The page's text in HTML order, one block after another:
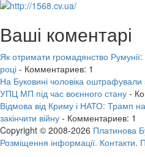
Ваші коментарі
Як отримати громадянство
році - Комментариев: 1
На Буковині чоловіка оштрафували
УПЦ МП під час воєнного стану -
Відмова від Криму і НАТО: Трамп
закінчити війну - Комментариев: 1
Copyright © 2008-2026 Платинова
Розміщення інформації. Контакти.